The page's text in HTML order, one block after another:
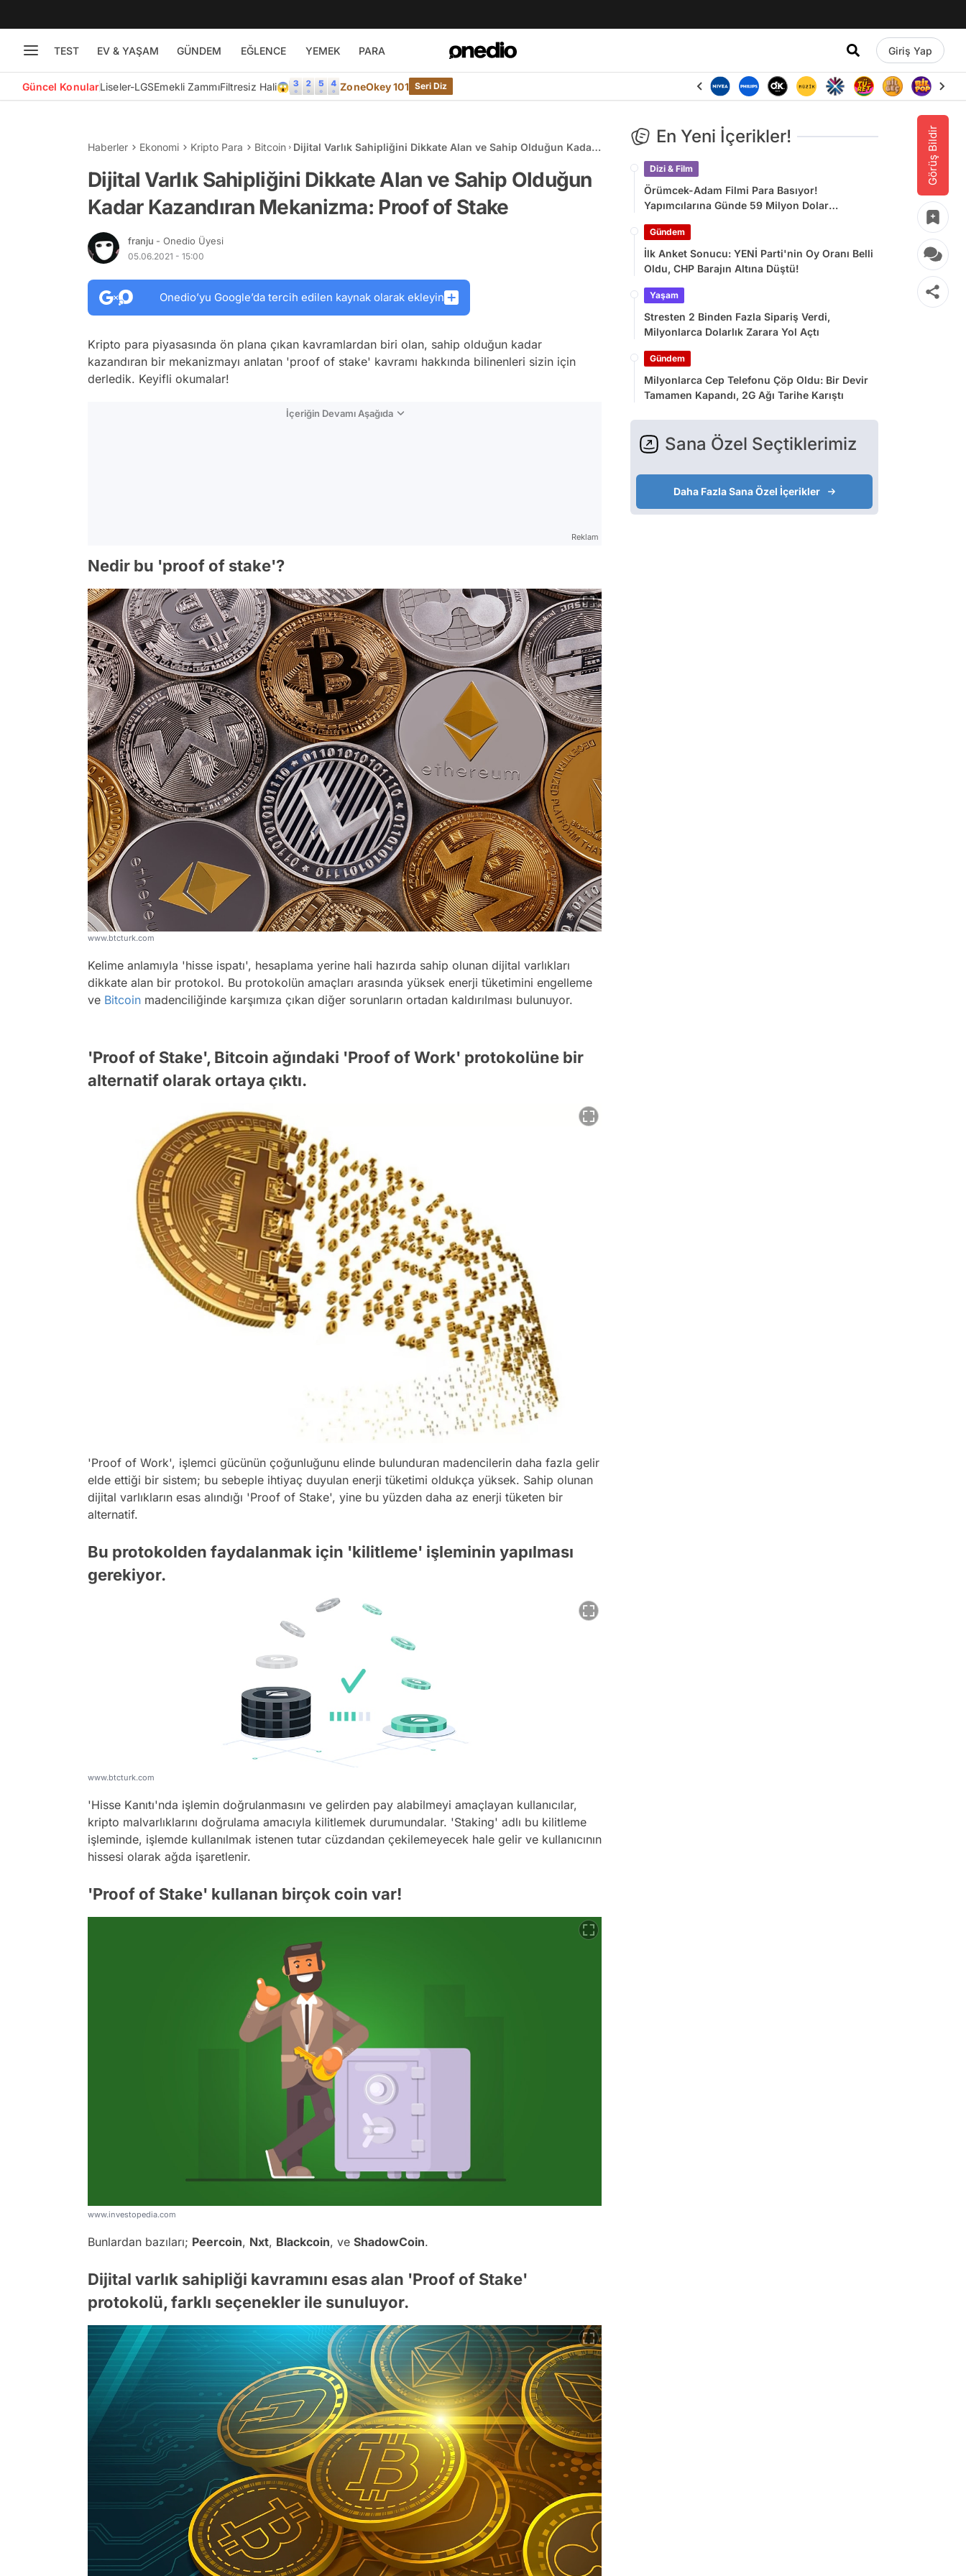
TEST EV & YAŞAM GÜNDEM EĞLENCE YEMEK PARA Giriş Yap
Güncel KonularLiseler-LGSEmekli ZammıFiltresiz Hali😱 ZoneOkey 101 Seri Diz
Görüş Bildir
Haberler Ekonomi Kripto Para Bitcoin
Dijital Varlık Sahipliğini Dikkate Alan ve Sahip Olduğun Kadar
Dijital Varlık Sahipliğini Dikkate Alan ve Sahip Olduğun
Kadar Kazandıran Mekanizma: Proof of Stake
franju - Onedio Üyesi
05.06.2021 - 15:00
Onedio’yu Google’da tercih edilen kaynak olarak ekleyin
Kripto para piyasasında ön plana çıkan kavramlardan biri olan, sahip olduğun kadar
kazandıran bir mekanizmayı anlatan 'proof of stake' kavramı hakkında bilinenleri sizin için
derledik. Keyifli okumalar!
İçeriğin Devamı Aşağıda
Reklam
Nedir bu 'proof of stake'?
www.btcturk.com
Kelime anlamıyla 'hisse ispatı', hesaplama yerine hali hazırda sahip olunan dijital varlıkları
dikkate alan bir protokol. Bu protokolün amaçları arasında yüksek enerji tüketimini engelleme
ve Bitcoin madenciliğinde karşımıza çıkan diğer sorunların ortadan kaldırılması bulunuyor.
'Proof of Stake', Bitcoin ağındaki 'Proof of Work' protokolüne bir
alternatif olarak ortaya çıktı.
'Proof of Work', işlemci gücünün çoğunluğunu elinde bulunduran madencilerin daha fazla gelir
elde ettiği bir sistem; bu sebeple ihtiyaç duyulan enerji tüketimi oldukça yüksek. Sahip olunan
dijital varlıkların esas alındığı 'Proof of Stake', yine bu yüzden daha az enerji tüketen bir
alternatif.
Bu protokolden faydalanmak için 'kilitleme' işleminin yapılması
gerekiyor.
www.btcturk.com
'Hisse Kanıtı'nda işlemin doğrulanmasını ve gelirden pay alabilmeyi amaçlayan kullanıcılar,
kripto malvarlıklarını doğrulama amacıyla kilitlemek durumundalar. 'Staking' adlı bu kilitleme
işleminde, işlemde kullanılmak istenen tutar cüzdandan çekilemeyecek hale gelir ve kullanıcının
hissesi olarak ağda işaretlenir.
'Proof of Stake' kullanan birçok coin var!
www.investopedia.com
Bunlardan bazıları; Peercoin, Nxt, Blackcoin, ve ShadowCoin.
Dijital varlık sahipliği kavramını esas alan 'Proof of Stake'
protokolü, farklı seçenekler ile sunuluyor.
En Yeni İçerikler!
Dizi & Film
Örümcek-Adam Filmi Para Basıyor!
Yapımcılarına Günde 59 Milyon Dolar
Gündem
İlk Anket Sonucu: YENİ Parti'nin Oy Oranı Belli
Oldu, CHP Barajın Altına Düştü!
Yaşam
Stresten 2 Binden Fazla Sipariş Verdi,
Milyonlarca Dolarlık Zarara Yol Açtı
Gündem
Milyonlarca Cep Telefonu Çöp Oldu: Bir Devir
Tamamen Kapandı, 2G Ağı Tarihe Karıştı
Sana Özel Seçtiklerimiz
Daha Fazla Sana Özel İçerikler